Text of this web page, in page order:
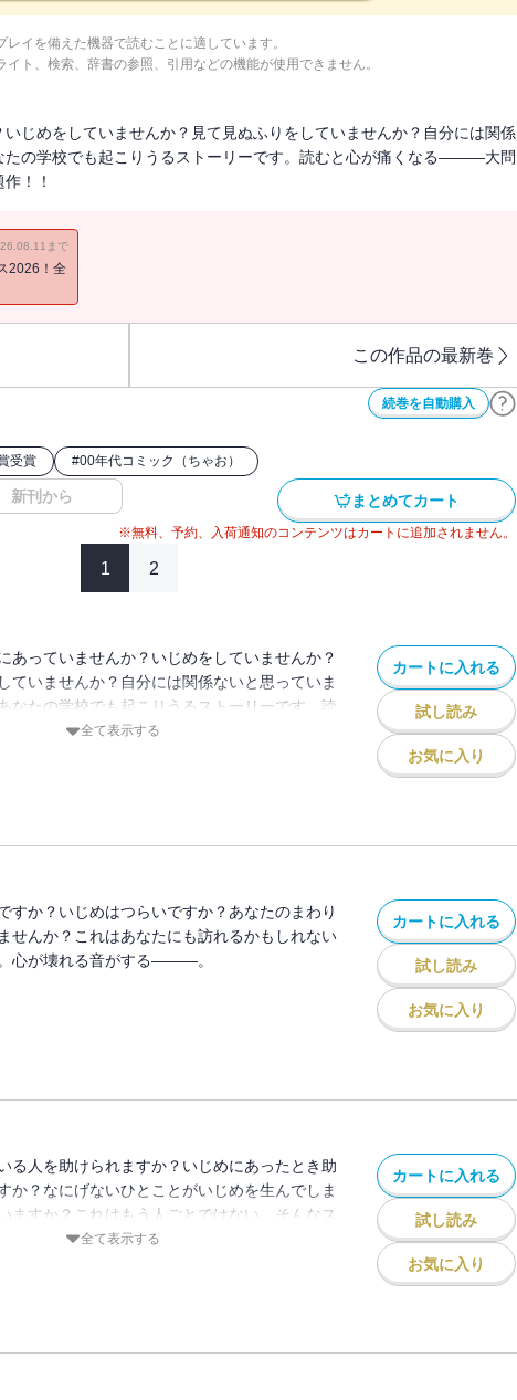
イを備えた機器で読むことに適しています。
ト、検索、辞書の参照、引用などの機能が使用できません。
じめをしていませんか？見て見ぬふりをしていませんか？自分には関係
たの学校でも起こりうるストーリーです。読むと心が痛くなる―――大問
！！
まで
2026！全
この作品の最新巻
続巻を自動購入
受賞 #00年代コミック（ちゃお）
新刊から まとめてカート
※無料、予約、入荷通知のコンテンツはカートに追加されません。
1 2
あっていませんか？いじめをしていませんか？
ていませんか？自分には関係ないと思っていま
なたの学校でも起こりうるストーリーです。読
る―――大問題に正面から取り組んだ、衝撃の話
全て表示する
カートに入れる
試し読み
お気に入り
すか？いじめはつらいですか？あなたのまわり
せんか？これはあなたにも訪れるかもしれない
心が壊れる音がする―――。
カートに入れる
試し読み
お気に入り
る人を助けられますか？いじめにあったとき助
か？なにげないひとことがいじめを生んでしま
ますか？これはもう人ごとではない、そんなス
っと心が強くなりたい――！！社会問題と向き
全て表示する
カートに入れる
試し読み
お気に入り